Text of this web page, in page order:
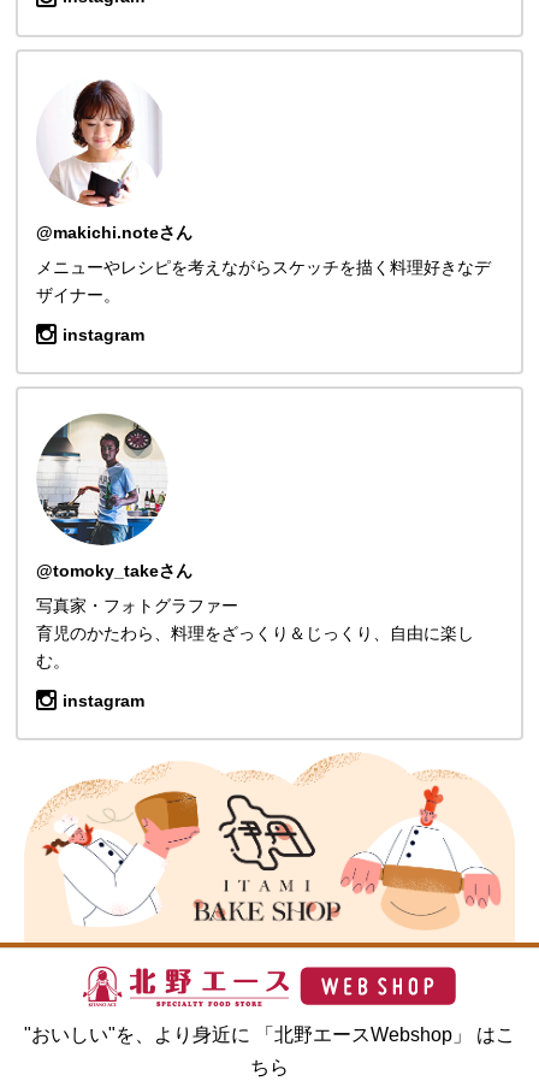
@makichi.noteさん
メニューやレシピを考えながらスケッチを描く料理好きなデ
ザイナー。
instagram
@tomoky_takeさん
写真家・フォトグラファー
育児のかたわら、料理をざっくり＆じっくり、自由に楽し
む。
instagram
"おいしい"を、より身近に 「北野エースWebshop」 はこ
ちら